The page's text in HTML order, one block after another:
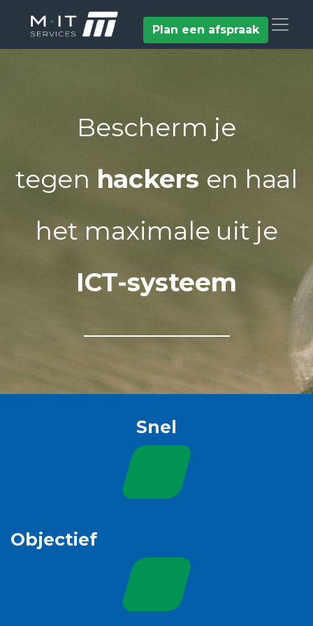
Plan een afspraak
Bescherm je
tegen hackers en haal
het maximale uit je
ICT-systeem
Snel
Objectief